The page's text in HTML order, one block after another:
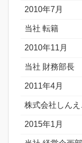
2010年7月
当社 転籍
2010年11月
当社 財務部長
2011年4月
株式会社しん
2015年1月